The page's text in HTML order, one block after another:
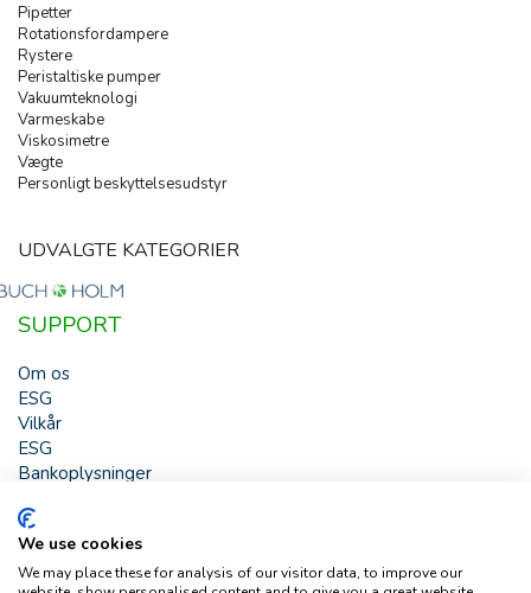
Pipetter
Rotationsfordampere
Rystere
Peristaltiske pumper
Vakuumteknologi
Varmeskabe
Viskosimetre
Vægte
Personligt beskyttelsesudstyr
UDVALGTE KATEGORIER
SUPPORT
Om os
ESG
Vilkår
ESG
Bankoplysninger
HJÆLP
Buch & Holm A/S - Marielundvej 39 - DK-2730 Herlev -
Tlf. +45 44 54 00 00 - e-mail:b-h@buch-holm.dk- CVR-nr.:
We use cookies
We may place these for analysis of our visitor data, to improve our